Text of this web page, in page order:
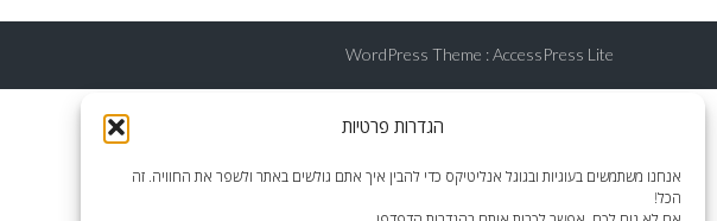
הגדרות פרטיות
אנחנו משתמשים בעוגיות ובגוגל אנליטיקס כדי להבין איך אתם גולשים באתר ולשפר את החוויה. זה
הכל!
WordPress Theme :AccessPress Lite